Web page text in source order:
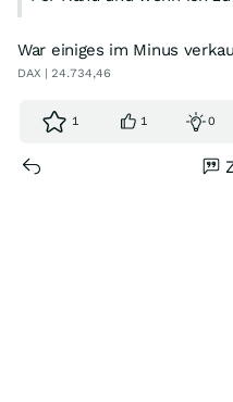
War einiges im Minus
DAX | 24.734,46
1 1 0